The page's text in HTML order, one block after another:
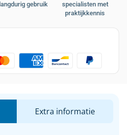
gebruik
specialisten met
praktijkkennis
Extra informatie